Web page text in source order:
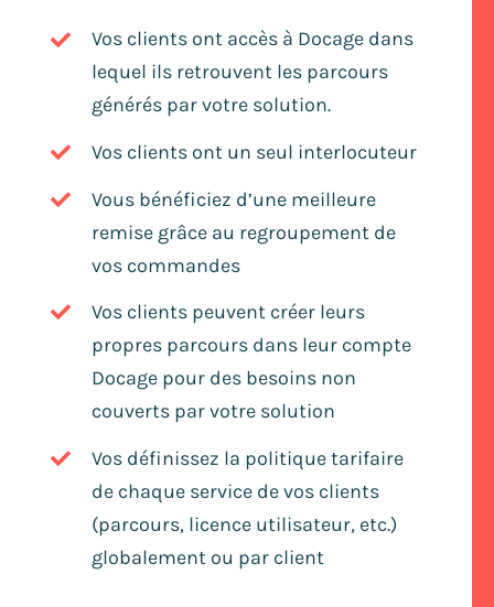
Vos clients ont accès à Docage dans
lequel ils retrouvent les parcours
générés par votre solution.
Vos clients ont un seul interlocuteur
Vous bénéficiez d’une meilleure
remise grâce au regroupement de
vos commandes
Vos clients peuvent créer leurs
propres parcours dans leur compte
Docage pour des besoins non
couverts par votre solution
Vos définissez la politique tarifaire
de chaque service de vos clients
(parcours, licence utilisateur, etc.)
globalement ou par client